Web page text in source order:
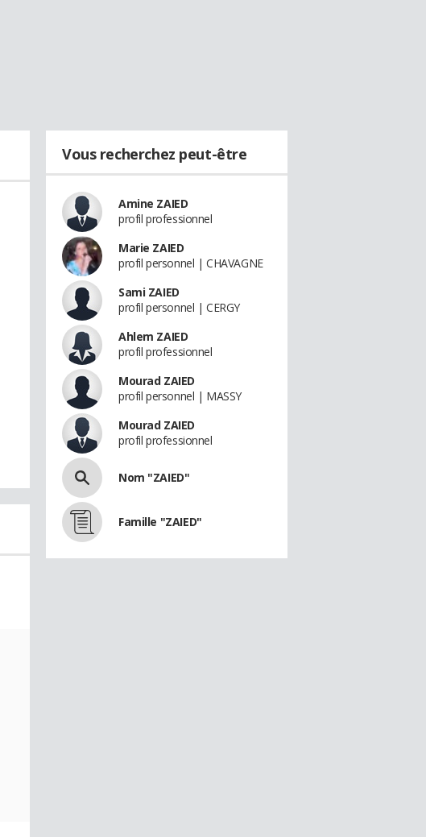
Vous recherchez peut-être
Amine ZAIED
profil professionnel
Marie ZAIED
profil personnel | CHAVAGNE
Sami ZAIED
profil personnel | CERGY
Ahlem ZAIED
profil professionnel
Mourad ZAIED
profil personnel | MASSY
Mourad ZAIED
profil professionnel
Nom "ZAIED"
Famille "ZAIED"